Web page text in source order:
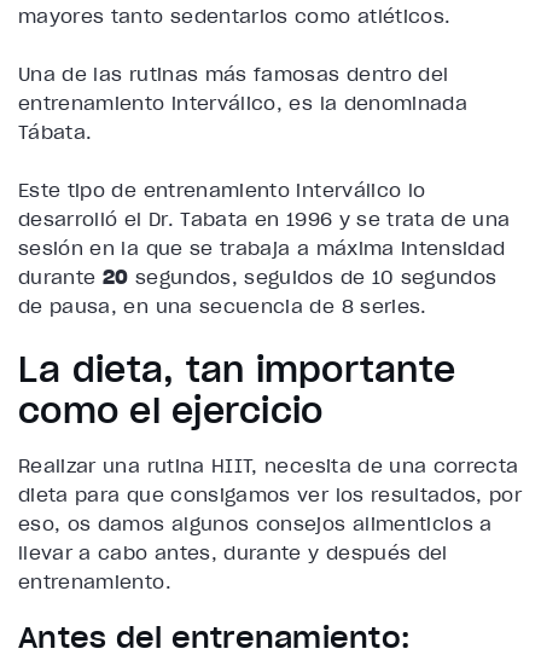
mayores tanto sedentarios como atléticos.
Una de las rutinas más famosas dentro del
entrenamiento interválico, es la denominada
Tábata.
Este tipo de entrenamiento interválico lo
desarrolló el Dr. Tabata en 1996 y se trata de una
sesión en la que se trabaja a máxima intensidad
durante 20 segundos, seguidos de 10 segundos
de pausa, en una secuencia de 8 series.
La dieta, tan importante
como el ejercicio
Realizar una rutina HIIT, necesita de una correcta
dieta para que consigamos ver los resultados, por
eso, os damos algunos consejos alimenticios a
llevar a cabo antes, durante y después del
entrenamiento.
Antes del entrenamiento: